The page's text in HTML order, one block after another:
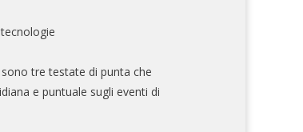
sono tre testate di punta che
e puntuale sugli eventi di